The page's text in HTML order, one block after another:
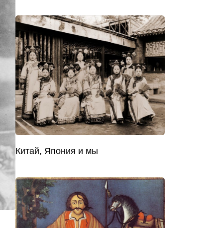
Китай, Япония и мы